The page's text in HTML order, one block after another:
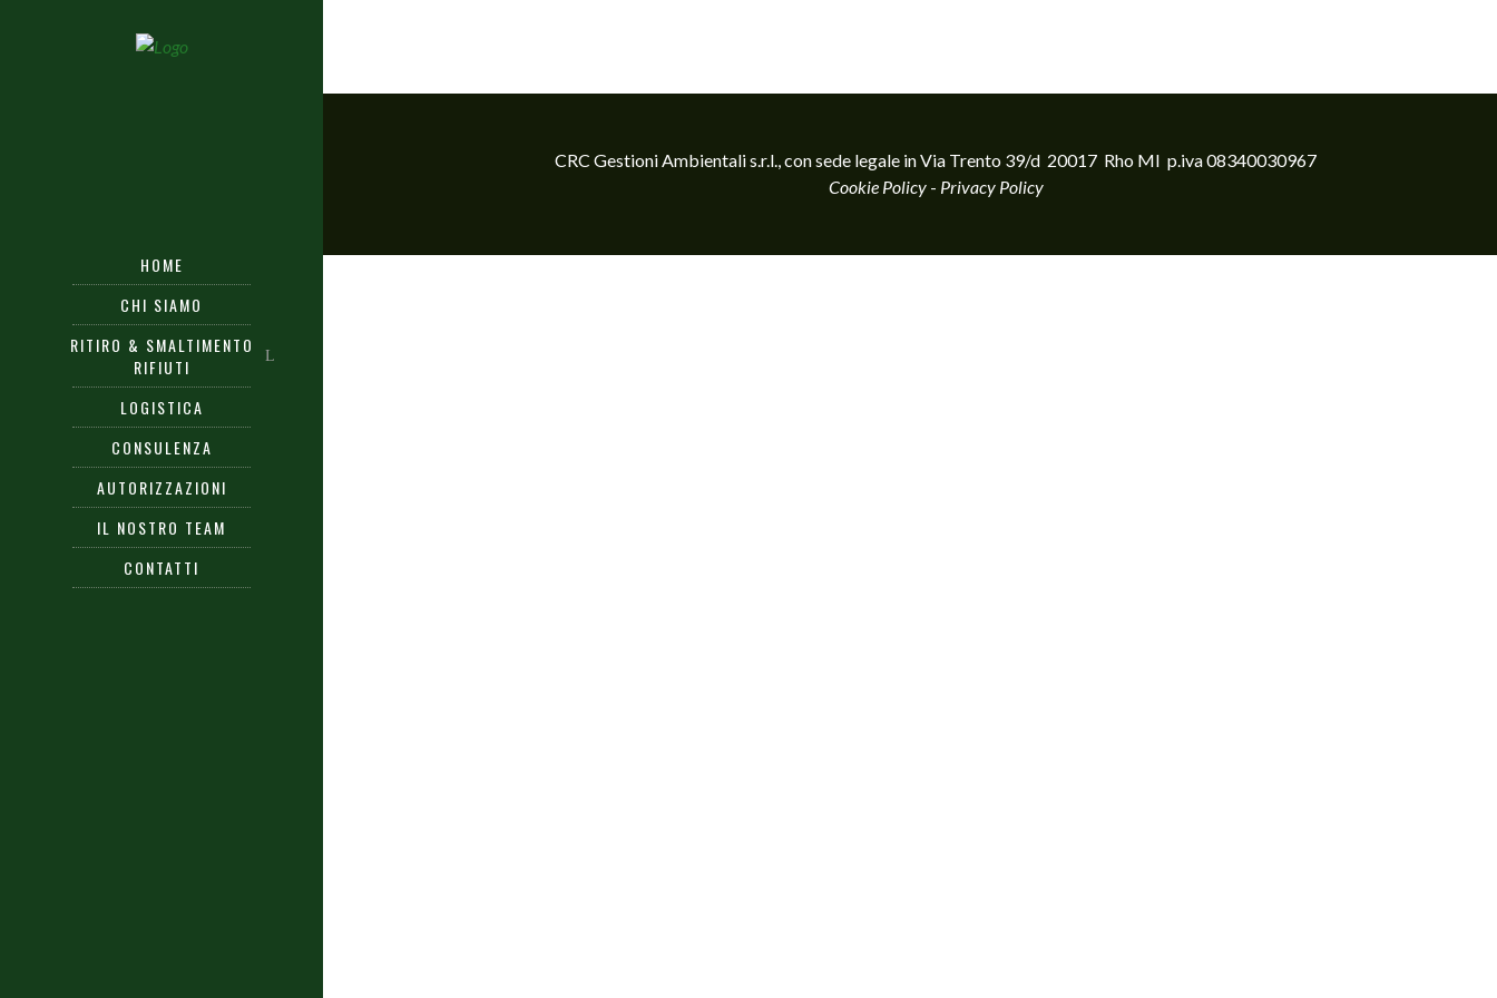
HOME
CHI SIAMO
RITIRO & SMALTIMENTO
RIFIUTI
LOGISTICA
CONSULENZA
AUTORIZZAZIONI
IL NOSTRO TEAM
CONTATTI
CRC Gestioni Ambientali s.r.l., con sede legale in Via Trento 39/d 20017 Rho MI p.iva 08340030967
Cookie Policy- Privacy Policy